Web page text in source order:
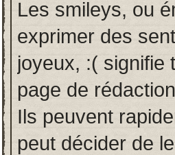
Les smileys, ou
exprimer des
joyeux, :( signifie
page de
Ils peuvent
peut décider de